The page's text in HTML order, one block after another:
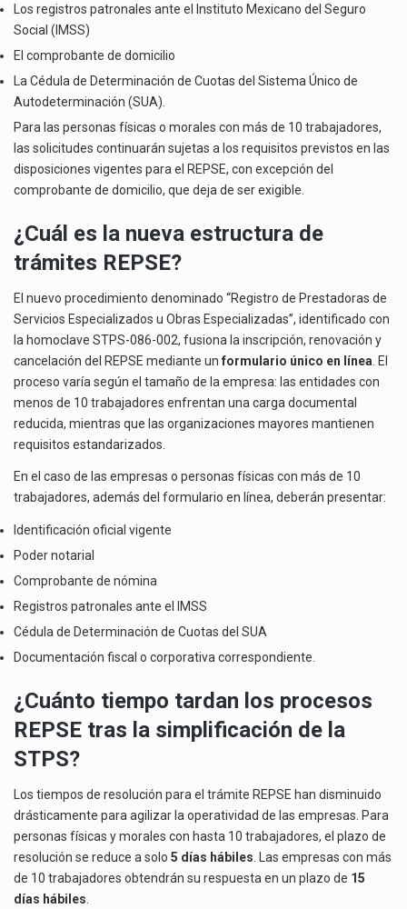
Los registros patronales ante el Instituto Mexicano del Seguro
Social (IMSS)
El comprobante de domicilio
La Cédula de Determinación de Cuotas del Sistema Único de
Autodeterminación (SUA).
Para las personas físicas o morales con más de 10 trabajadores,
las solicitudes continuarán sujetas a los requisitos previstos en las
disposiciones vigentes para el REPSE, con excepción del
comprobante de domicilio, que deja de ser exigible.
¿Cuál es la nueva estructura de
trámites REPSE?
El nuevo procedimiento denominado “Registro de Prestadoras de
Servicios Especializados u Obras Especializadas”, identificado con
la homoclave STPS-086-002, fusiona la inscripción, renovación y
cancelación del REPSE mediante un formulario único en línea . El
proceso varía según el tamaño de la empresa: las entidades con
menos de 10 trabajadores enfrentan una carga documental
reducida, mientras que las organizaciones mayores mantienen
requisitos estandarizados.
En el caso de las empresas o personas físicas con más de 10
trabajadores, además del formulario en línea, deberán presentar:
Identificación oficial vigente
Poder notarial
Comprobante de nómina
Registros patronales ante el IMSS
Cédula de Determinación de Cuotas del SUA
Documentación fiscal o corporativa correspondiente.
¿Cuánto tiempo tardan los procesos
REPSE tras la simplificación de la
STPS?
Los tiempos de resolución para el trámite REPSE han disminuido
drásticamente para agilizar la operatividad de las empresas. Para
personas físicas y morales con hasta 10 trabajadores, el plazo de
resolución se reduce a solo 5 días hábiles . Las empresas con más
de 10 trabajadores obtendrán su respuesta en un plazo de 15
días hábiles